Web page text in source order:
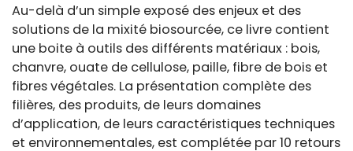
Au-delà d’un simple exposé des enjeux et des
solutions de la mixité biosourcée, ce livre contient
une boite à outils des différents matériaux : bois,
chanvre, ouate de cellulose, paille, fibre de bois et
fibres végétales. La présentation complète des
filières, des produits, de leurs domaines
d’application, de leurs caractéristiques techniques
et environnementales, est complétée par 10 retours